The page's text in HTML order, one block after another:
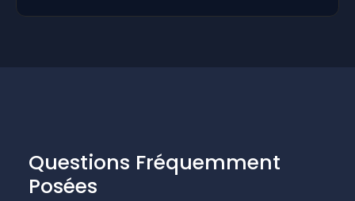
Questions Fréquemment
Posées